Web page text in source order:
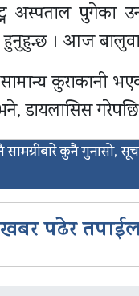
भेट्न अस्पताल
हुनुहुन्छ । आज
कुराकानी
डायलासिस गरेपछि
कुनै गुनासो,
पढेर